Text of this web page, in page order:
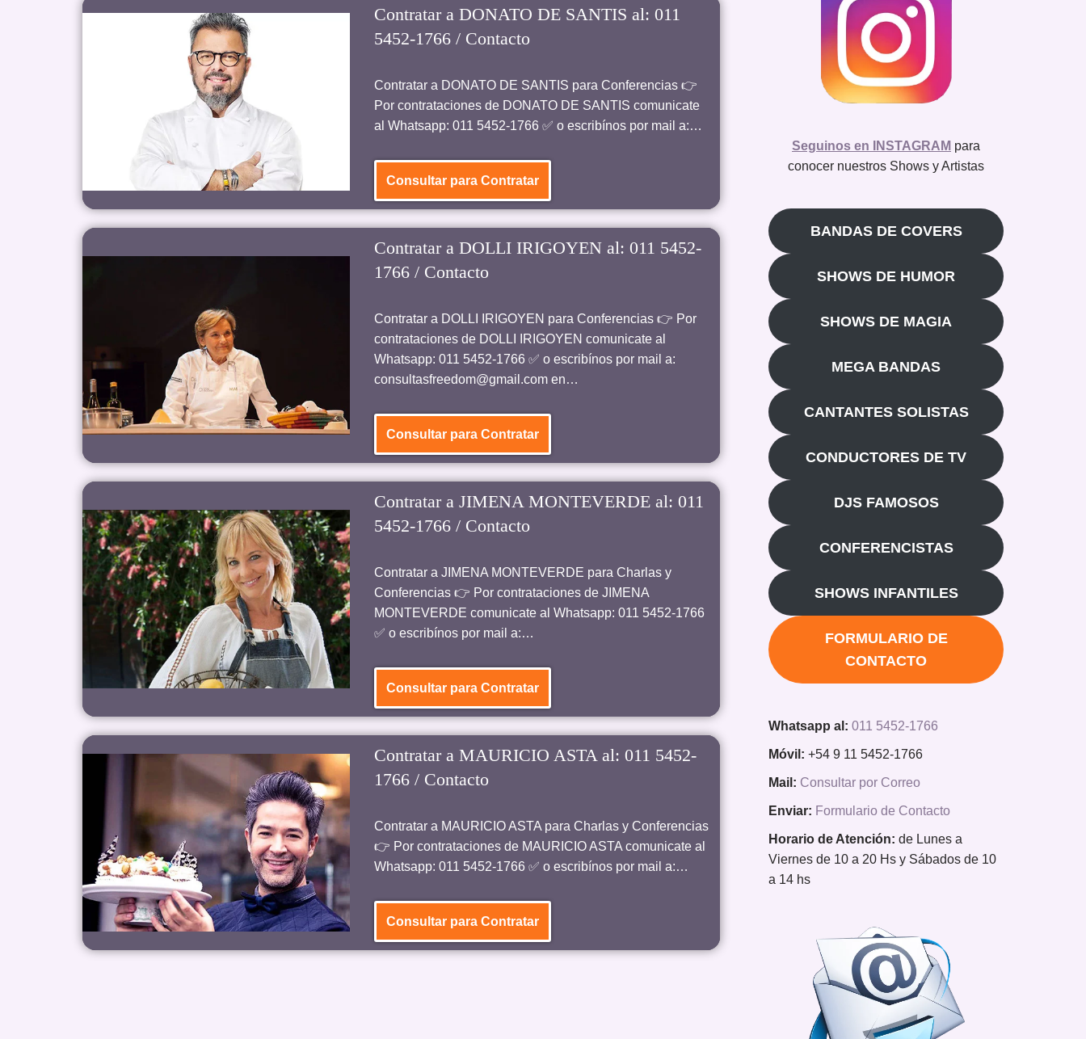
Contratar a DONATO DE SANTIS al: 011
5452-1766 / Contacto
Contratar a DONATO DE SANTIS para Conferencias 👉
Por contrataciones de DONATO DE SANTIS comunicate
al Whatsapp: 011 5452-1766 ✅ o escribínos por mail a:…
Consultar para Contratar
Contratar a DOLLI IRIGOYEN al: 011 5452-
1766 / Contacto
Contratar a DOLLI IRIGOYEN para Conferencias 👉 Por
contrataciones de DOLLI IRIGOYEN comunicate al
Whatsapp: 011 5452-1766 ✅ o escribínos por mail a:
consultasfreedom@gmail.com en…
Consultar para Contratar
Contratar a JIMENA MONTEVERDE al: 011
5452-1766 / Contacto
Contratar a JIMENA MONTEVERDE para Charlas y
Conferencias 👉 Por contrataciones de JIMENA
MONTEVERDE comunicate al Whatsapp: 011 5452-1766
✅ o escribínos por mail a:…
Consultar para Contratar
Contratar a MAURICIO ASTA al: 011 5452-
1766 / Contacto
Contratar a MAURICIO ASTA para Charlas y Conferencias
👉 Por contrataciones de MAURICIO ASTA comunicate al
Whatsapp: 011 5452-1766 ✅ o escribínos por mail a:…
Consultar para Contratar
Seguinos en INSTAGRAM para
conocer nuestros Shows y Artistas
BANDAS DE COVERS
SHOWS DE HUMOR
SHOWS DE MAGIA
MEGA BANDAS
CANTANTES SOLISTAS
CONDUCTORES DE TV
DJS FAMOSOS
CONFERENCISTAS
SHOWS INFANTILES
FORMULARIO DE
CONTACTO
Whatsapp al: 011 5452-1766
Móvil: +54 9 11 5452-1766
Mail: Consultar por Correo
Enviar: Formulario de Contacto
Horario de Atención: de Lunes a
Viernes de 10 a 20 Hs y Sábados de 10
a 14 hs